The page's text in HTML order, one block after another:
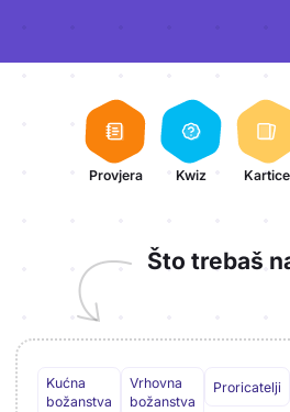
Aktivnosti lekcije
Provjera Kwiz Kartice
Što trebaš
Kućna
božanstva
Vrhovna
božanstva
Proricatelji